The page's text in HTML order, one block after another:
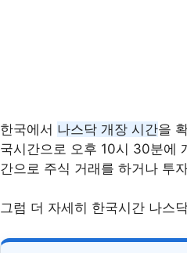
한국에서 나스닥 개장 시간을
국시간으로 오후 10시 30분에
간으로 주식 거래를 하거나 투
그럼 더 자세히 한국시간 나스